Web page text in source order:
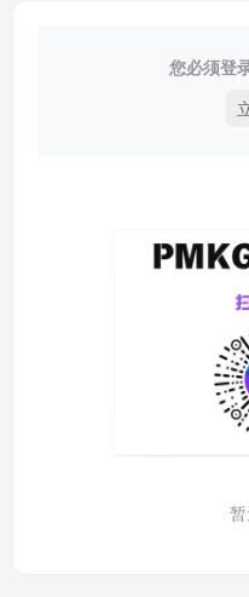
您必须登